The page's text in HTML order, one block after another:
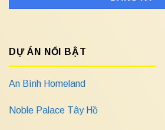
DỰ ÁN NỔI BẬT
An Bình Homeland
Noble Palace Tây Hồ